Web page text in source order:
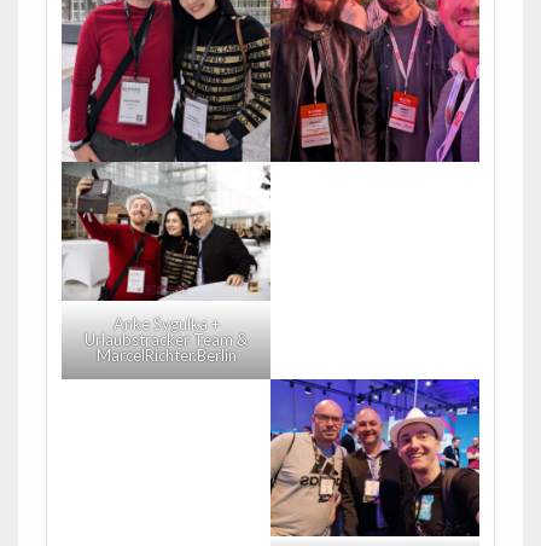
Anke Sygulka +
Urlaubstracker Team &
MarcelRichter.Berlin